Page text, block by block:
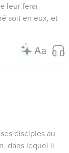
leur ferai
soit en eux, et
disciples au
dans lequel il